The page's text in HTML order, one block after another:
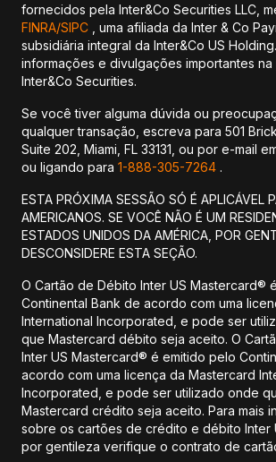
fornecidos pela Inter&Co Securities LLC,
FINRA/SIPC , uma afiliada da Inter & Co
subsidiária integral da Inter&Co US
informações e divulgações importantes
Inter&Co Securities.
Se você tiver alguma dúvida ou
qualquer transação, escreva para 501
Suite 202, Miami, FL 33131, ou por e-mail
ou ligando para 1-888-305-7264 .
ESTA PRÓXIMA SESSÃO SÓ É APLICÁVEL
AMERICANOS. SE VOCÊ NÃO É UM
ESTADOS UNIDOS DA AMÉRICA, POR
DESCONSIDERE ESTA SEÇÃO.
O Cartão de Débito Inter US Mastercard®
Continental Bank de acordo com uma
International Incorporated, e pode ser
que Mastercard débito seja aceito. O
Inter US Mastercard® é emitido pelo
acordo com uma licença da Mastercard
Incorporated, e pode ser utilizado onde
Mastercard crédito seja aceito. Para mais
sobre os cartões de crédito e débito Inter
por gentileza verifique o contrato de